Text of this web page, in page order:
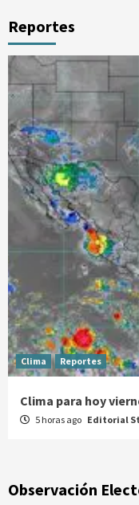
Reportes
Clima Reportes
Clima para hoy
5 horas ago Editorial
Observación